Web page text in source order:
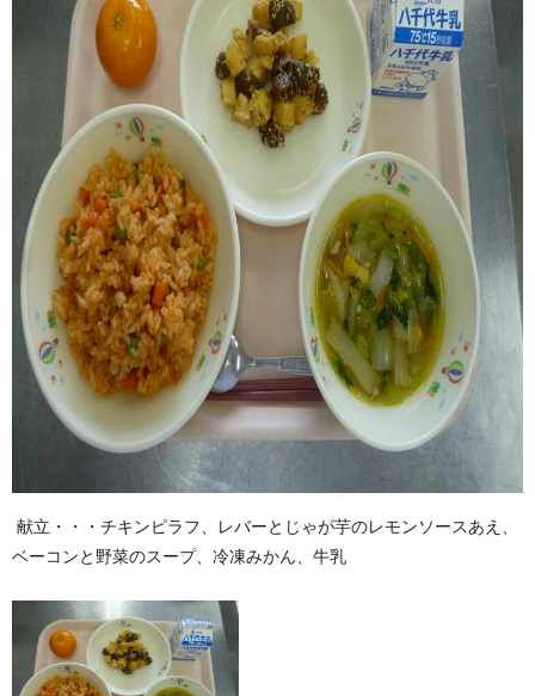
献立・・・チキンピラフ、レバーとじゃが芋のレモンソースあえ、
ベーコンと野菜のスープ、冷凍みかん、牛乳